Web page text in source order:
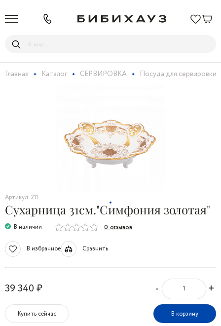
Главная Каталог СЕРВИРОВКА Посуда для сервировки
Артикул: 211
Сухарница 31см."Симфония золотая"
В наличии 0 отзывов
В избранное Сравнить
39 340 ₽ - +
Купить сейчас В корзину